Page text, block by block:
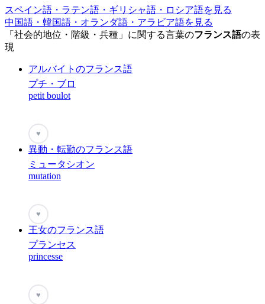
スペイン語・ラテン語・ギリシャ語・ロシア語を見る
中国語・韓国語・オランダ語・アラビア語を見る
「社会的地位・階級・兵種」に関する言葉のフランス語の表
現
アルバイトのフランス語
プチ・ブロ
petit boulot
♥
異動・転勤のフランス語
ミュータシオン
mutation
♥
王女のフランス語
プランセス
princesse
♥